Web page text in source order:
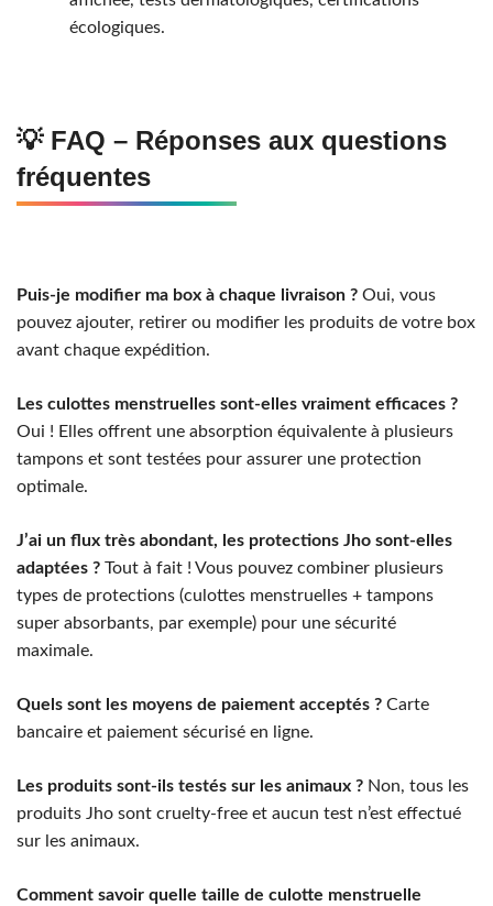
écologiques.
💡 FAQ – Réponses aux questions
fréquentes
Puis-je modifier ma box à chaque livraison ? Oui, vous
pouvez ajouter, retirer ou modifier les produits de votre box
avant chaque expédition.
Les culottes menstruelles sont-elles vraiment efficaces ?
Oui ! Elles offrent une absorption équivalente à plusieurs
tampons et sont testées pour assurer une protection
optimale.
J’ai un flux très abondant, les protections Jho sont-elles
adaptées ? Tout à fait ! Vous pouvez combiner plusieurs
types de protections (culottes menstruelles + tampons
super absorbants, par exemple) pour une sécurité
maximale.
Quels sont les moyens de paiement acceptés ? Carte
bancaire et paiement sécurisé en ligne.
Les produits sont-ils testés sur les animaux ? Non, tous les
produits Jho sont cruelty-free et aucun test n’est effectué
sur les animaux.
Comment savoir quelle taille de culotte menstruelle